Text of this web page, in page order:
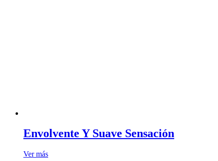
Envolvente Y Suave Sensación
Ver más